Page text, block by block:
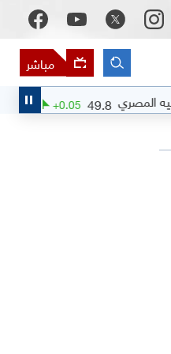
مباشر
49.8
+ 0.05
(+0.1%)